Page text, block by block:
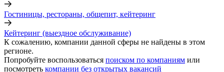
Гостиницы, рестораны, общепит, кейтеринг
Кейтеринг (выездное обслуживание)
К сожалению, компании данной сферы не найдены в этом
регионе.
Попробуйте воспользоваться поиском по компаниям или
посмотреть компании без открытых вакансий